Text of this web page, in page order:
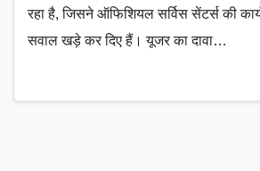
रहा है, जिसने ऑफिशियल सर्विस सेंटर्स की
सवाल खड़े कर दिए हैं। यूजर का दावा…